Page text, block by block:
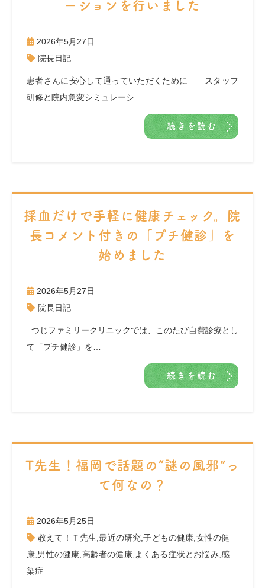
ーションを行いました
2026年5月27日
院長日記
患者さんに安心して通っていただくために ── スタッフ
研修と院内急変シミュレーシ…
続きを読む
採血だけで手軽に健康チェック。院
長コメント付きの「プチ健診」を
始めました
2026年5月27日
院長日記
つじファミリークリニックでは、このたび自費診療とし
て「プチ健診」を…
続きを読む
T先生！福岡で話題の“謎の風邪”っ
て何なの？
2026年5月25日
教えて！Ｔ先生 ,最近の研究 ,子どもの健康 女性の健
康 男性の健康 高齢者の健康, よくある症状とお悩み 感
染症